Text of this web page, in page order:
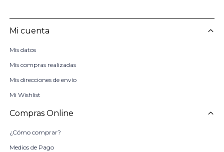
Mi cuenta
Mis datos
Mis compras realizadas
Mis direcciones de envío
Mi Wishlist
Compras Online
¿Cómo comprar?
Medios de Pago